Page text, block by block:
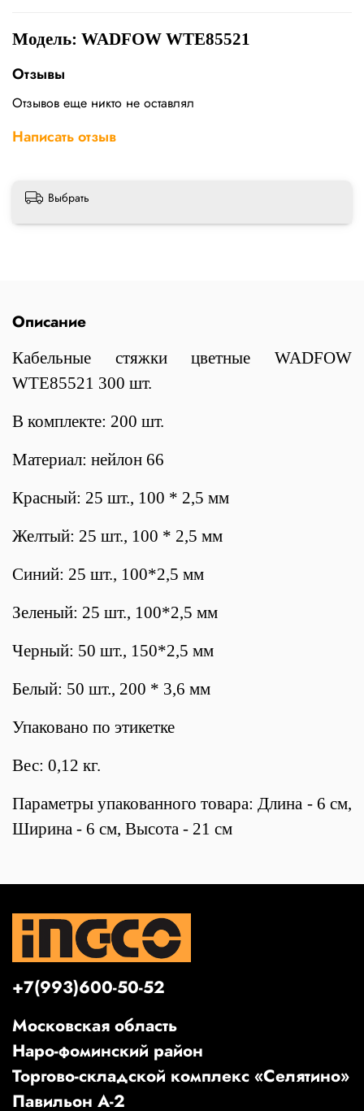
Модель: WADFOW WTE85521
Отзывы
Отзывов еще никто не оставлял
Написать отзыв
Выбрать
Описание
Кабельные стяжки цветные WADFOW
WTE85521 300 шт.
В комплекте: 200 шт.
Материал: нейлон 66
Красный: 25 шт., 100 * 2,5 мм
Желтый: 25 шт., 100 * 2,5 мм
Синий: 25 шт., 100*2,5 мм
Зеленый: 25 шт., 100*2,5 мм
Черный: 50 шт., 150*2,5 мм
Белый: 50 шт., 200 * 3,6 мм
Упаковано по этикетке
Вес: 0,12 кг.
Параметры упакованного товара: Длина - 6 см,
Ширина - 6 см, Высота - 21 см
+7(993)600-50-52
Московская область
Наро-фоминский район
Торгово-складской комплекс «Селятино»
Павильон А-2